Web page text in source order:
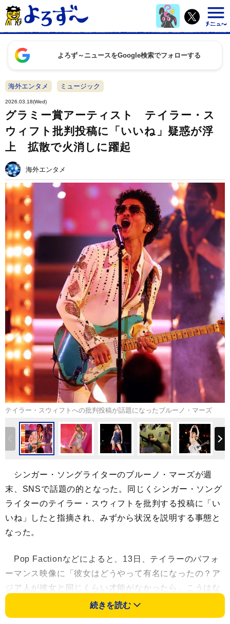
よろず～ニュースをGoogle検索でフォローする
海外エンタメ ミュージック
2026.03.18(Wed)
グラミー賞アーティスト テイラー・ス
ウィフト批判投稿に「いいね」疑惑が浮
上 拡散で火消しに躍起
海外エンタメ
テイラー・スウィフトへの批判投稿が話題になったブルーノ・マーズ
シンガー・ソングライターのブルーノ・マーズが週
末、SNSで話題の的となった。同じくシンガー・ソング
ライターのテイラー・スウィフトを批判する投稿に「い
いね」したと指摘され、みずから状況を説明する事態と
なった。
Pop Factionなどによると、13日、テイラーのパフォ
ーマンス映像に「彼女はどうやって有名になったの？ア
ジア人が彼女と同じくらい才能がなかったら、こうはな
れないでしょ。白人特権ってほんとやばい」と人種差別
的なキャプションが添えられた投稿に、ブルーノが一時
続きを読む